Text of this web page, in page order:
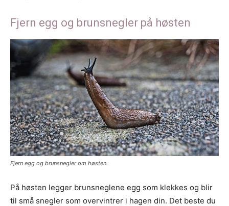
Fjern egg og brunsnegler på høsten
Fjern egg og brunsnegler om høsten.
På høsten legger brunsneglene egg som klekkes og blir
til små snegler som overvintrer i hagen din. Det beste du